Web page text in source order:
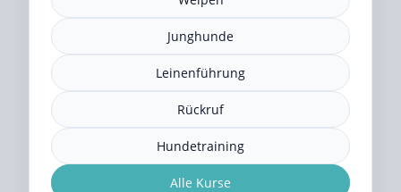
Junghunde
Leinenführung
Rückruf
Hundetraining
Alle Kurse